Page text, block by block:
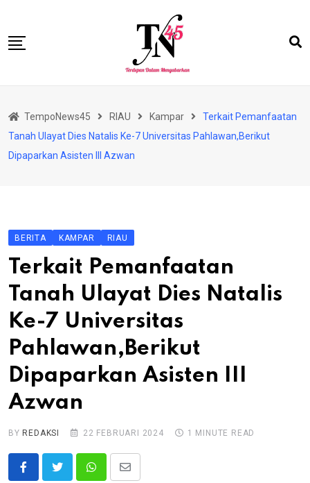
content
BISNIS
HUKRIM
PENDIDIKAN
TempoNews45 RIAU Kampar
Terkait Pemanfaatan
Tanah Ulayat Dies Natalis Ke-7 Universitas Pahlawan,Berikut
Dipaparkan Asisten III Azwan
BERITA KAMPAR RIAU
Terkait Pemanfaatan
Tanah Ulayat Dies Natalis
Ke-7 Universitas
Pahlawan,Berikut
Dipaparkan Asisten III
Azwan
BY REDAKSI 22 FEBRUARI 2024 1 MINUTE READ
WhatsappShare